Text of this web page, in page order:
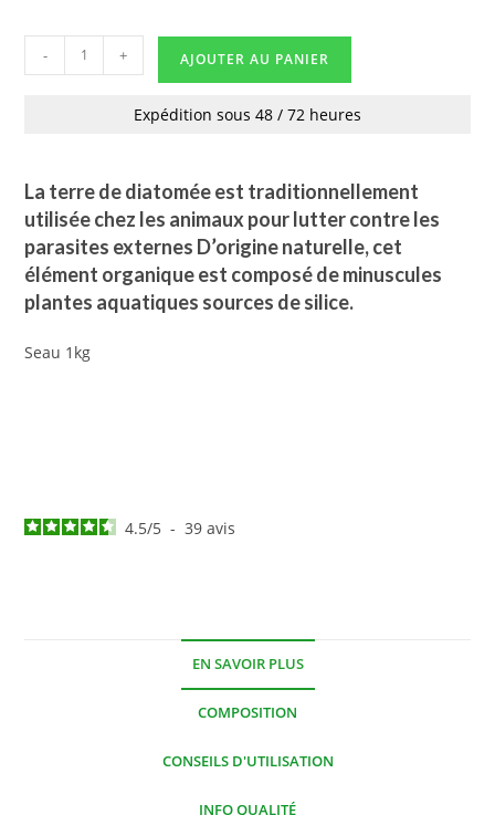
- + AJOUTER AU PANIER
Expédition sous 48 / 72 heures
La terre de diatomée est traditionnellement
utilisée chez les animaux pour lutter contre les
parasites externes D’origine naturelle, cet
élément organique est composé de minuscules
plantes aquatiques sources de silice.
Seau 1kg
4.5/5 - 39avis
EN SAVOIR PLUS
COMPOSITION
CONSEILS D'UTILISATION
INFO QUALITÉ